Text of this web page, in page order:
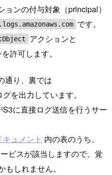
ンの付与対象（principal）
です。
アクションと
許可します。
通り、裏では
を出力しています。
に直接ログ送信を行うサー
ュメント 内の表のうち、
ビスが該当しますので、覚
しれません。